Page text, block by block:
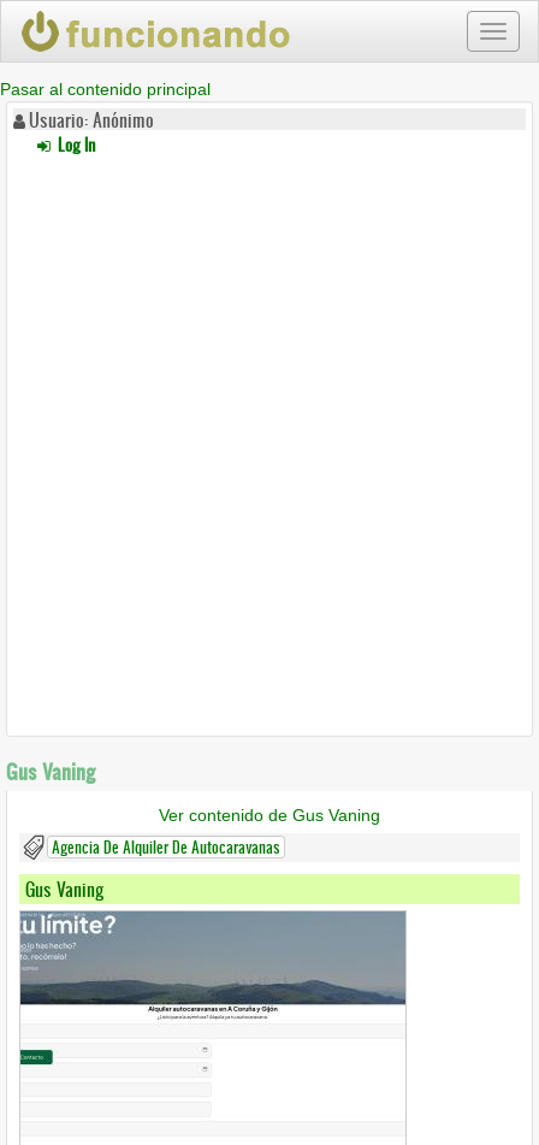
Pasar al contenido principal
Usuario: Anónimo
Log In
Gus Vaning
Ver contenido de Gus Vaning
Agencia De Alquiler De Autocaravanas
Gus Vaning